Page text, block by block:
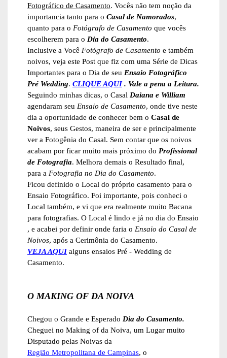
Fotográfico de Casamento. Vocês não tem noção da
importancia tanto para o Casal de Namorados,
quanto para o Fotógrafo de Casamento que vocês
escolherem para o Dia do Casamento.
Inclusive a Você Fotógrafo de Casamento e também
noivos, veja este Post que fiz com uma Série de Dicas
Importantes para o Dia de seu Ensaio Fotográfico
Pré Wedding. CLIQUE AQUI. Vale a pena a Leitura.
Seguindo minhas dicas, o Casal Daiana e William
agendaram seu Ensaio de Casamento, onde tive neste
dia a oportunidade de conhecer bem o Casal de
Noivos, seus Gestos, maneira de ser e principalmente
ver a Fotogênia do Casal. Sem contar que os noivos
acabam por ficar muito mais próximo do Profissional
de Fotografia. Melhora demais o Resultado final,
para a Fotografia no Dia do Casamento.
Ficou definido o Local do próprio casamento para o
Ensaio Fotográfico. Foi importante, pois conheci o
Local também, e vi que era realmente muito Bacana
para fotografias. O Local é lindo e já no dia do Ensaio
, e acabei por definir onde faria o Ensaio do Casal de
Noivos, após a Cerimônia do Casamento.
VEJA AQUI alguns ensaios Pré - Wedding de
Casamento.
O MAKING OF DA NOIVA
Chegou o Grande e Esperado Dia do Casamento.
Cheguei no Making of da Noiva, um Lugar muito
Disputado pelas Noivas da
Região Metropolitana de Campinas, o